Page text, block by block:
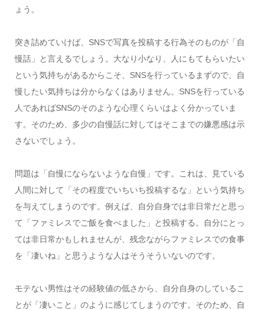
ょう。
突き詰めていけば、SNSで写真を投稿する行為そのものが「自
慢話」と言えるでしょう。大なり小なり、人にもてもらいたい
という気持ちがあるからこそ、SNSを行っているまずので、自
慢したい気持ちは分からなくはありません。SNSを行っている
人であればSNSのそのような心理くらいはよく分かっていま
す。そのため、多少の自慢話に対してはそこまでの嫌悪感は示
さないでしょう。
問題は「自慢にならないような自慢」です。これは、見ている
人間に対して「その程度でいちいち投稿するな」という気持ち
を与えてしまうのです。例えば、自分自身では非日常だと思っ
て「ファミレスでご飯を食べました」と投稿する。自分にとっ
ては非日常かもしれませんが、残念ながらファミレスでの食事
を「凄いね」と思うような人はそうそういないのです。
モテない男性はその経験値の低さから、自分自身のしているこ
とが「凄いこと」のように感じてしまうのです。そのため、自